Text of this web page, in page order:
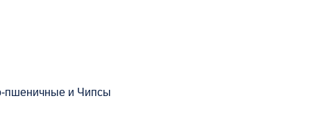
пшеничные и Чипсы